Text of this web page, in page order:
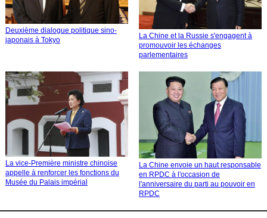
Deuxième dialogue politique sino-
japonais à Tokyo
La Chine et la Russie s'engagent à
promouvoir les échanges
parlementaires
La vice-Première ministre chinoise
appelle à renforcer les fonctions du
Musée du Palais impérial
La Chine envoie un haut responsable
en RPDC à l'occasion de
l'anniversaire du parti au pouvoir en
RPDC